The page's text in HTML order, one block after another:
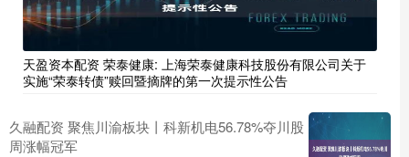
天盈资本配资 荣泰健康: 上海荣泰健康科技股份有限公司关于
实施“荣泰转债”赎回暨摘牌的第一次提示性公告
久融配资 聚焦川渝板块丨科新机电56.78%夺川股
周涨幅冠军